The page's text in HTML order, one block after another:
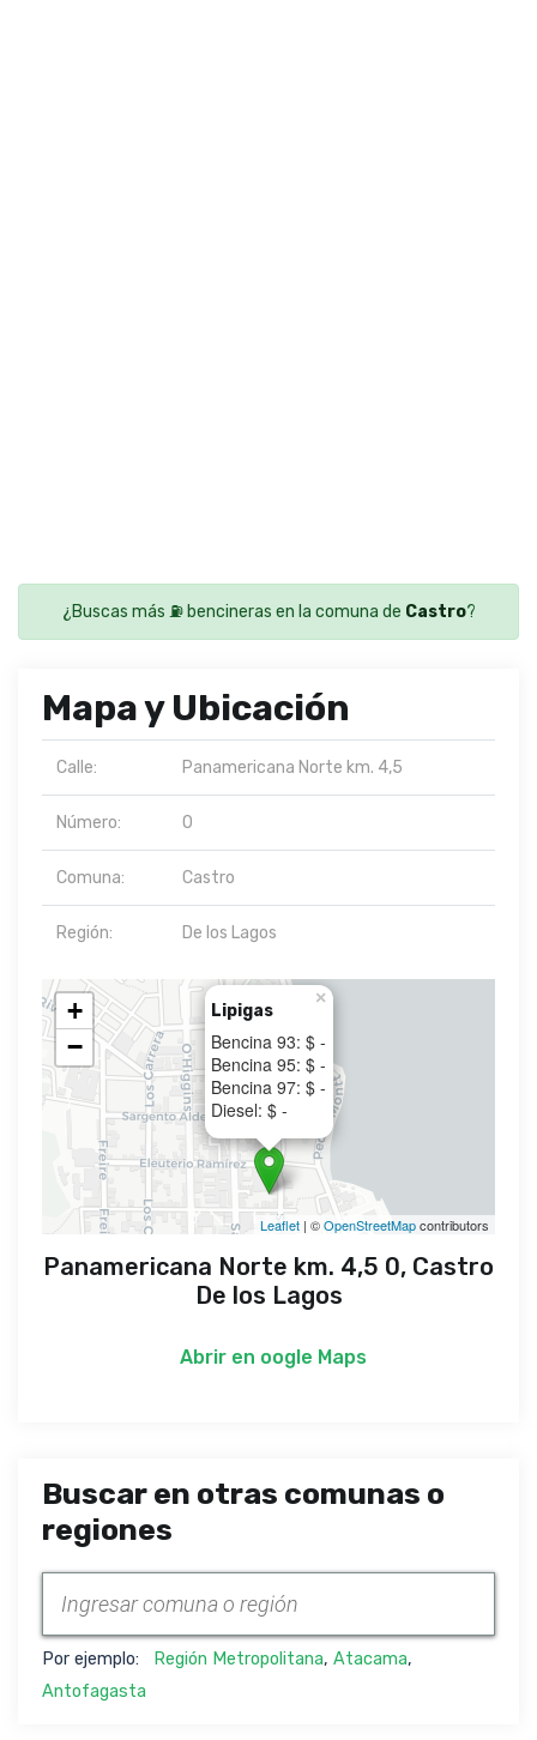
¿Buscas más ⛽ bencineras en la comuna de Castro?
Mapa y Ubicación
Calle: Panamericana Norte km. 4,5
Número: 0
Comuna: Castro
Región: De los Lagos
Lipigas
Bencina 93: $ -
Bencina 95: $ -
Bencina 97: $ -
Diesel: $ -
×
+
−
Leaflet | ©OpenStreetMapcontributors
Panamericana Norte km. 4,5 0, Castro
De los Lagos
Abrir en oogle Maps
Buscar en otras comunas o
regiones
Por ejemplo: Región Metropolitana, Atacama,
Antofagasta